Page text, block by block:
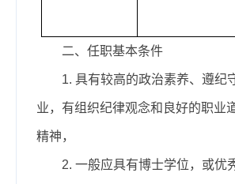
二、任职基本条件
1. 具有较高的政治素养、遵纪
业，有组织纪律观念和良好的职业
精神，
2. 一般应具有博士学位，或优